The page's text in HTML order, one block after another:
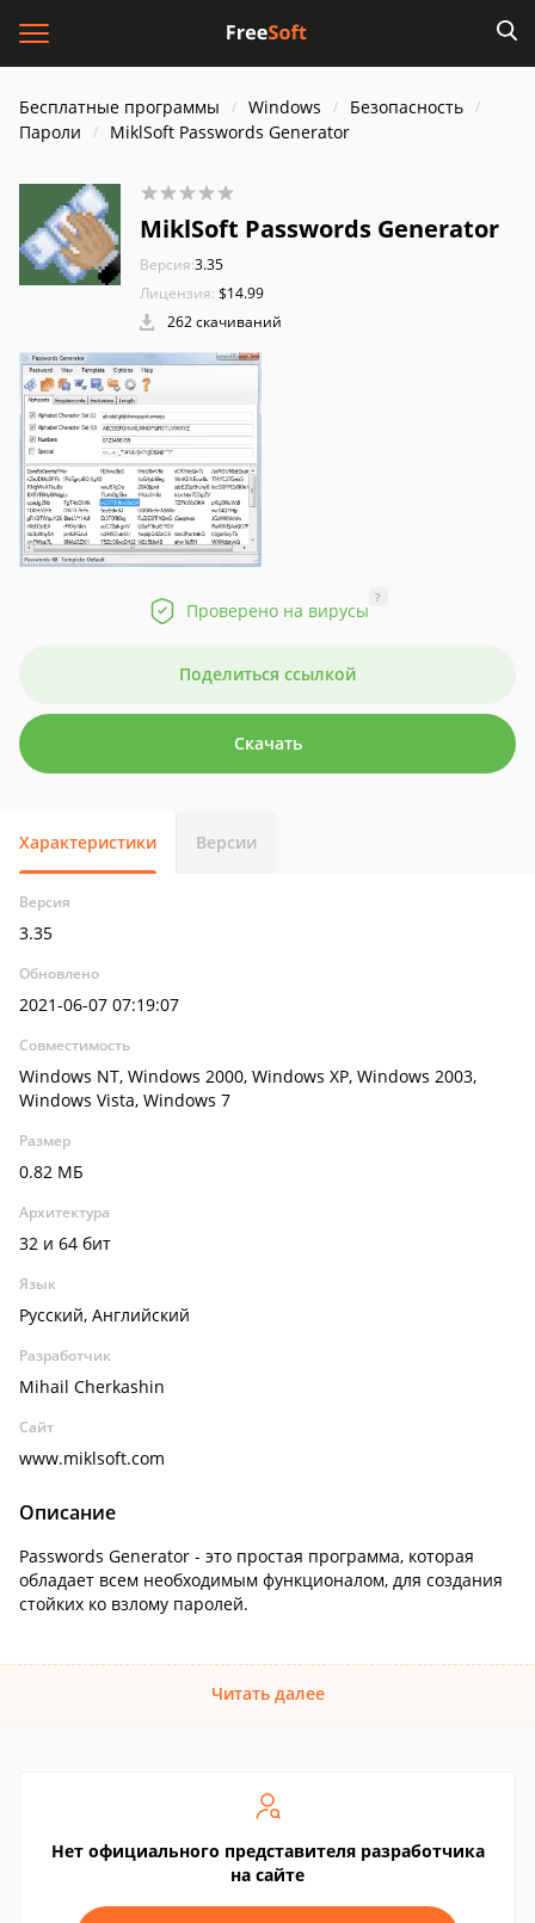
Бесплатные программы Windows
Безопасность
Пароли
MiklSoft Passwords Generator
MiklSoft Passwords Generator
Версия:3.35
Лицензия: $14.99
262 скачиваний
Проверено на вирусы
?
Поделиться ссылкой
Скачать
Характеристики Версии
Версия
3.35
Обновлено
2021-06-07 07:19:07
Совместимость
Windows NT, Windows 2000, Windows XP, Windows 2003,
Windows Vista, Windows 7
Размер
0.82 МБ
Архитектура
32 и 64 бит
Язык
Русский, Английский
Разработчик
Mihail Cherkashin
Сайт
www.miklsoft.com
Описание
Passwords Generator - это простая программа, которая
обладает всем необходимым функционалом, для создания
стойких ко взлому паролей.
Читать далее
Нет официального представителя разработчика
на сайте